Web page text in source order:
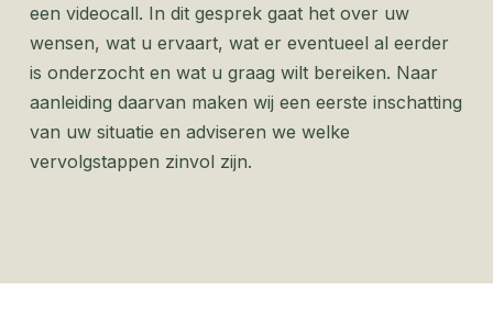
een videocall. ​​In dit gesprek gaat het over uw
wensen, wat u ervaart, wat er eventueel al eerder
is onderzocht en wat u graag wilt bereiken. Naar
aanleiding daarvan maken wij een eerste inschatting
van uw situatie en adviseren we welke
vervolgstappen zinvol zijn.